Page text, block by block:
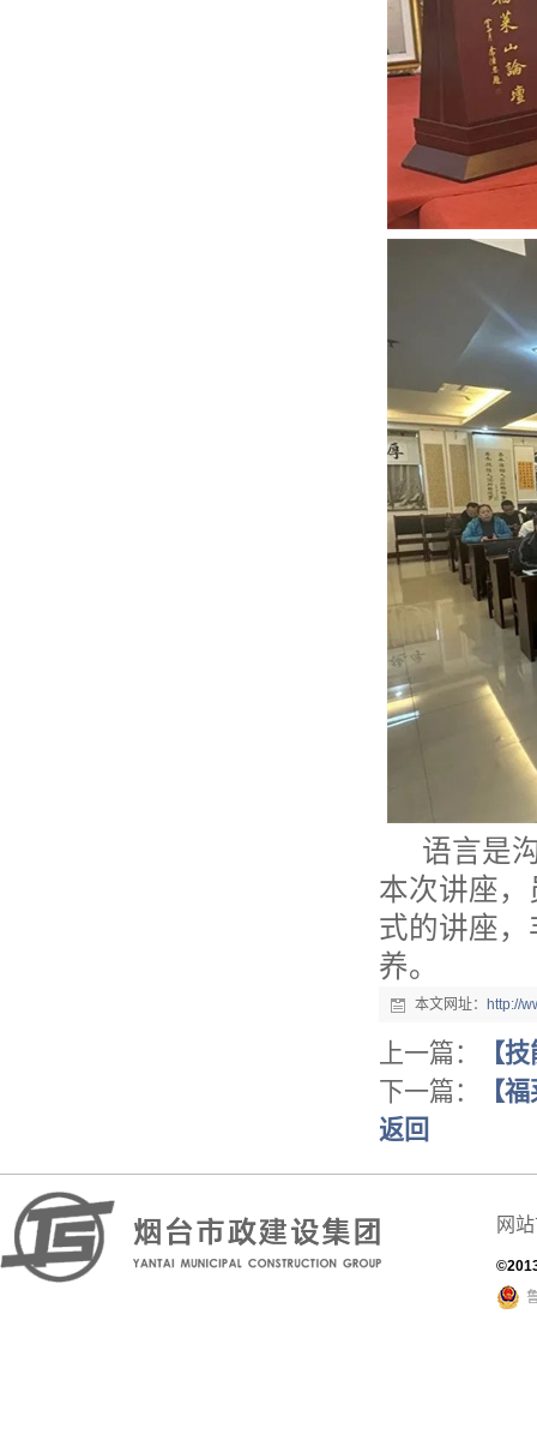
语言是沟
本次讲座
式的讲座
养。
本文网址： http://
上一篇：
【
下一篇：
【
返回
网